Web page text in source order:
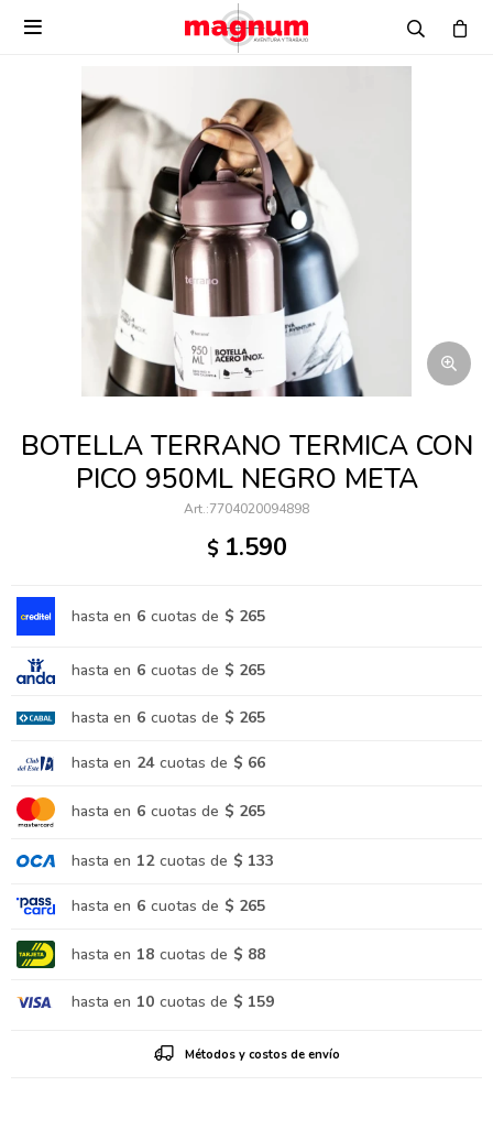

BOTELLA TERRANO TERMICA CON
PICO 950ML NEGRO META
7704020094898
$ 1.590
hasta en 6 cuotas de $ 265
hasta en 6 cuotas de $ 265
hasta en 6 cuotas de $ 265
hasta en 24 cuotas de $ 66
hasta en 6 cuotas de $ 265
hasta en 12 cuotas de $ 133
hasta en 6 cuotas de $ 265
hasta en 18 cuotas de $ 88
hasta en 10 cuotas de $ 159
Métodos y costos de envío